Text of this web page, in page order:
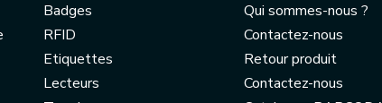
Badges
RFID
Etiquettes
Lecteurs
Qui sommes-nous ?
Contactez-nous
Retour produit
Contactez-nous